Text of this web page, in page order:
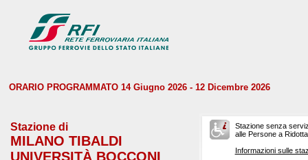
ORARIO PROGRAMMATO 14 Giugno 2026 - 12 Dicembre 2026
Stazione di
MILANO TIBALDI
UNIVERSITÀ BOCCONI
Stazione senza
alle Persone a
Informazioni sulle